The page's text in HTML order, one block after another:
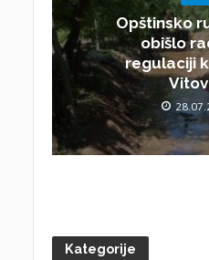
Opštinsko
obišlo
regulaciji
Kategorije